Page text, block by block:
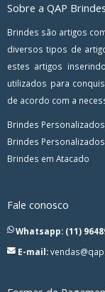
Sobre a QAP Brindes
Brindes são artigos
diversos tipos de
estes artigos
utilizados para
de acordo com a
Brindes Personalizados
Brindes Personalizados
Brindes em Atacado
Fale conosco
Whatsapp: (11)
E-mail: